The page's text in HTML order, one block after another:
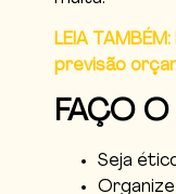
LEIA
previsão
FAÇO
Seja